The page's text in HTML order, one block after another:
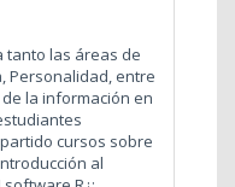
tanto las áreas de
Personalidad, entre
la información en
cursos sobre
al